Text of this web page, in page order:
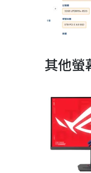
其他螢